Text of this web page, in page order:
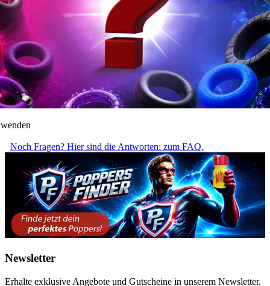
Noch Fragen? Hier sind die Antworten: zum FAQ.
Newsletter
Erhalte exklusive Angebote und Gutscheine in unserem Newsletter.